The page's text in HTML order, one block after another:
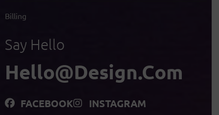
Billing
Say Hello
Hello@design.com
FACEBOOK INSTAGRAM